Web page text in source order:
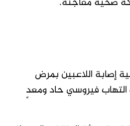
إصابة اللاعبين بمرض
التهاب فيروسي حاد ومعدٍ